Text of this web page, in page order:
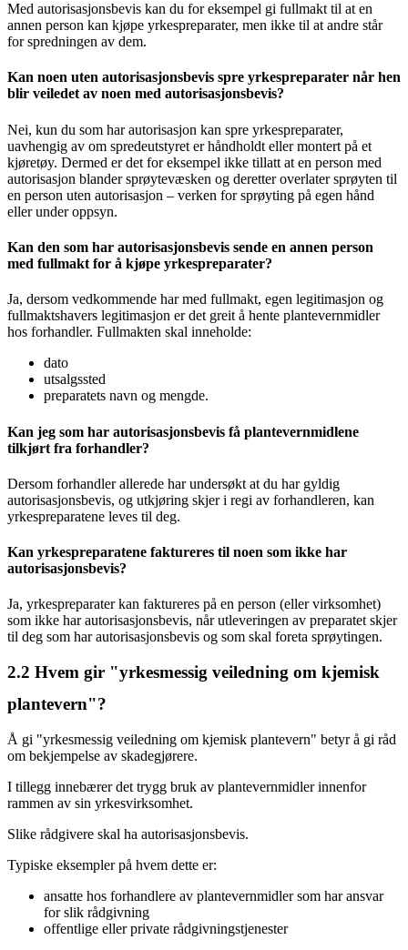
Med autorisasjonsbevis kan du for eksempel gi fullmakt til at en
annen person kan kjøpe yrkespreparater, men ikke til at andre står
for spredningen av dem.
Kan noen uten autorisasjonsbevis spre yrkespreparater når hen
blir veiledet av noen med autorisasjonsbevis?
Nei, kun du som har autorisasjon kan spre yrkespreparater,
uavhengig av om spredeutstyret er håndholdt eller montert på et
kjøretøy. Dermed er det for eksempel ikke tillatt at en person med
autorisasjon blander sprøytevæsken og deretter overlater sprøyten til
en person uten autorisasjon – verken for sprøyting på egen hånd
eller under oppsyn.
Kan den som har autorisasjonsbevis sende en annen person
med fullmakt for å kjøpe yrkespreparater?
Ja, dersom vedkommende har med fullmakt, egen legitimasjon og
fullmaktshavers legitimasjon er det greit å hente plantevernmidler
hos forhandler. Fullmakten skal inneholde:
dato
utsalgssted
preparatets navn og mengde.
Kan jeg som har autorisasjonsbevis få plantevernmidlene
tilkjørt fra forhandler?
Dersom forhandler allerede har undersøkt at du har gyldig
autorisasjonsbevis, og utkjøring skjer i regi av forhandleren, kan
yrkespreparatene leves til deg.
Kan yrkespreparatene faktureres til noen som ikke har
autorisasjonsbevis?
Ja, yrkespreparater kan faktureres på en person (eller virksomhet)
som ikke har autorisasjonsbevis, når utleveringen av preparatet skjer
til deg som har autorisasjonsbevis og som skal foreta sprøytingen.
2.2 Hvem gir "yrkesmessig veiledning om kjemisk
plantevern"?
Å gi "yrkesmessig veiledning om kjemisk plantevern" betyr å gi råd
om bekjempelse av skadegjørere.
I tillegg innebærer det trygg bruk av plantevernmidler innenfor
rammen av sin yrkesvirksomhet.
Slike rådgivere skal ha autorisasjonsbevis.
Typiske eksempler på hvem dette er:
ansatte hos forhandlere av plantevernmidler som har ansvar
for slik rådgivning
offentlige eller private rådgivningstjenester